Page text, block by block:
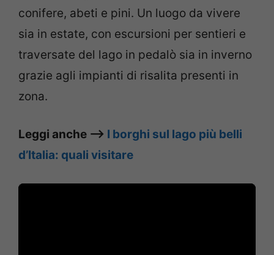
conifere, abeti e pini. Un luogo da vivere
sia in estate, con escursioni per sentieri e
traversate del lago in pedalò sia in inverno
grazie agli impianti di risalita presenti in
zona.
Leggi anche –> I borghi sul lago più belli
d’Italia: quali visitare